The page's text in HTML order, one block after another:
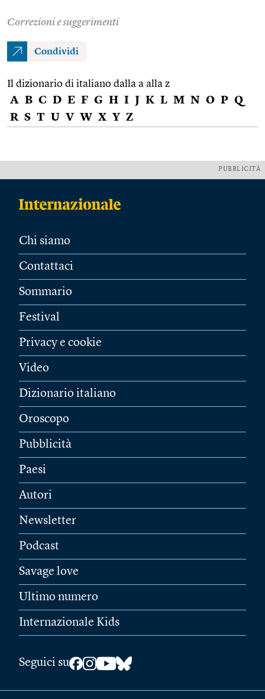
Correzioni e suggerimenti
Condividi
Il dizionario di italiano dalla a alla z
A B C D E F G H I J K L M N O P Q
R S T U V W X Y Z
PUBBLICITÀ
Chi siamo
Contattaci
Sommario
Festival
Privacy e cookie
Video
Dizionario italiano
Oroscopo
Pubblicità
Paesi
Autori
Newsletter
Podcast
Savage love
Ultimo numero
Internazionale Kids
Seguici su